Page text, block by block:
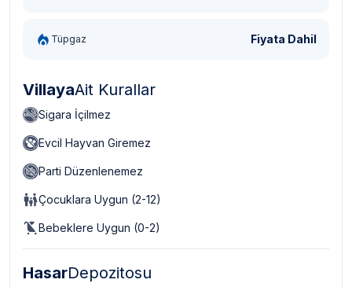
Tüpgaz Fiyata Dahil
VillayaAit Kurallar
Sigara İçilmez
Evcil Hayvan Giremez
Parti Düzenlenemez
Çocuklara Uygun (2-12)
Bebeklere Uygun (0-2)
HasarDepozitosu